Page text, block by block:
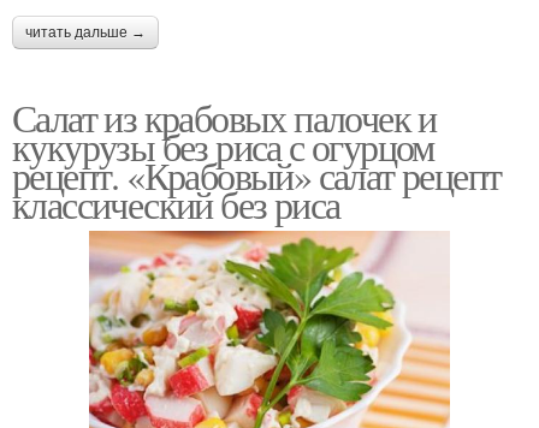
читать дальше →
Салат из крабовых палочек и
кукурузы без риса с огурцом
рецепт. «Крабовый» салат рецепт
классический без риса